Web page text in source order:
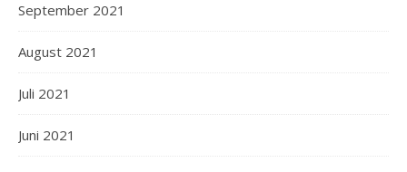
September 2021
August 2021
Juli 2021
Juni 2021